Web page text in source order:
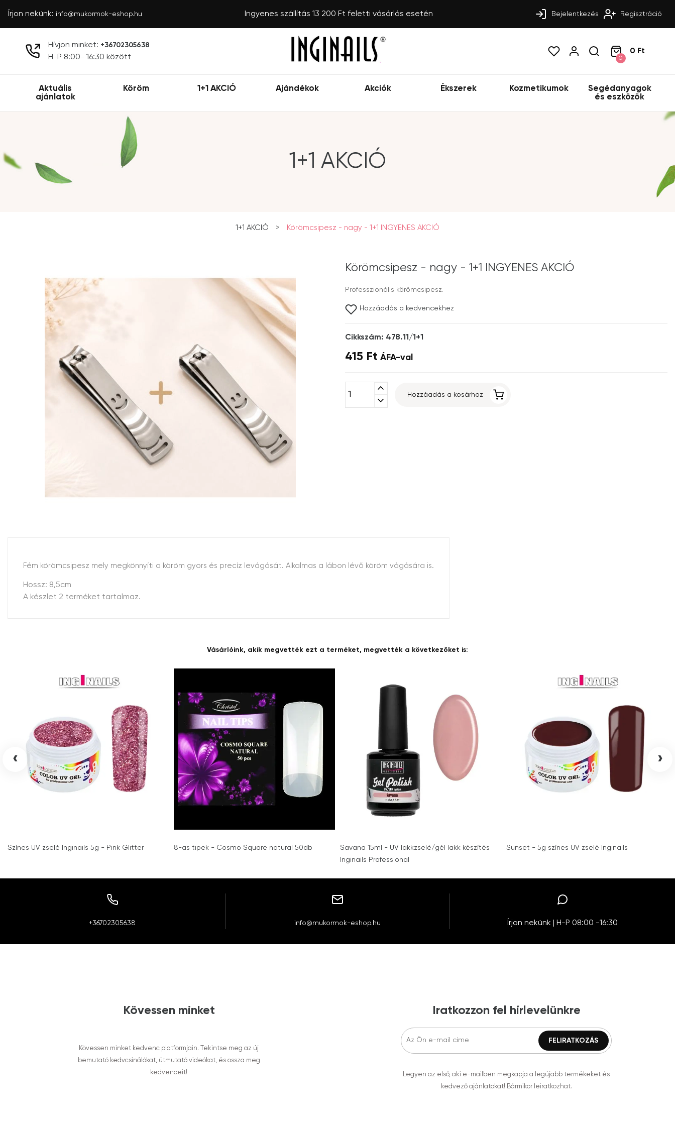
Írjon nekünk: info@mukormok-eshop.hu Ingyenes szállítás 13 200 Ft feletti vásárlás esetén Bejelentkezés Regisztráció
Hívjon minket: +36702305638
H-P 8:00- 16:30 között 0
0 Ft
Aktuális
ajánlatok
Köröm 1+1 AKCIÓ Ajándékok Akciók Ékszerek Kozmetikumok
Segédanyagok
és eszközök
1+1 AKCIÓ
1+1 AKCIÓ > Körömcsipesz - nagy - 1+1 INGYENES AKCIÓ
Körömcsipesz - nagy - 1+1 INGYENES AKCIÓ
Professzionális körömcsipesz.
Hozzáadás a kedvencekhez
Cikkszám: 478.11/1+1
415 Ft ÁFA-val
expand_less
expand_more
Hozzáadás a kosárhoz
Fém körömcsipesz mely megkönnyíti a köröm gyors és precíz levágását. Alkalmas a lábon lévő köröm vágására is.
Hossz: 8,5cm
A készlet 2 terméket tartalmaz.
Vásárlóink, akik megvették ezt a terméket, megvették a következőket is:
Színes UV zselé Inginails 5g - Pink Glitter 8-as tipek - Cosmo Square natural 50db
Savana 15ml - UV lakkzselé/gél lakk készítés
Inginails Professional
Sunset - 5g színes UV zselé Inginails
‹ ›
+36702305638 info@mukormok-eshop.hu Írjon nekünk | H-P 08:00 -16:30
Kövessen minket
Kövessen minket kedvenc platformjain. Tekintse meg az új
bemutató kedvcsinálókat, útmutató videókat, és ossza meg
kedvenceit!
Iratkozzon fel hírlevelünkre
Legyen az első, aki e-mailben megkapja a legújabb termékeket és
kedvező ajánlatokat! Bármikor leiratkozhat.